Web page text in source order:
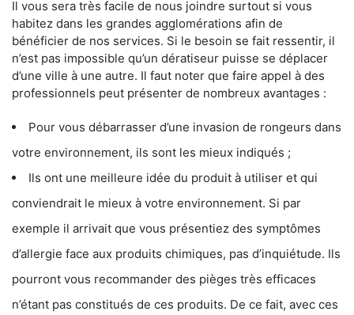
Il vous sera très facile de nous joindre surtout si vous
habitez dans les grandes agglomérations afin de
bénéficier de nos services. Si le besoin se fait ressentir, il
n’est pas impossible qu’un dératiseur puisse se déplacer
d’une ville à une autre. Il faut noter que faire appel à des
professionnels peut présenter de nombreux avantages :
Pour vous débarrasser d’une invasion de rongeurs dans
votre environnement, ils sont les mieux indiqués ;
Ils ont une meilleure idée du produit à utiliser et qui
conviendrait le mieux à votre environnement. Si par
exemple il arrivait que vous présentiez des symptômes
d’allergie face aux produits chimiques, pas d’inquiétude. Ils
pourront vous recommander des pièges très efficaces
n’étant pas constitués de ces produits. De ce fait, avec ces